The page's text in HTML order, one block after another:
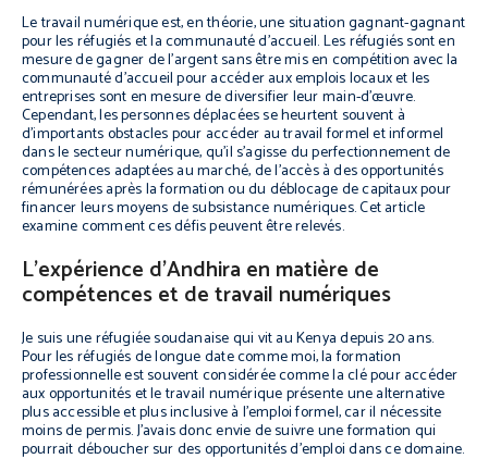
Le travail numérique est, en théorie, une situation gagnant-gagnant
pour les réfugiés et la communauté d’accueil. Les réfugiés sont en
mesure de gagner de l’argent sans être mis en compétition avec la
communauté d’accueil pour accéder aux emplois locaux et les
entreprises sont en mesure de diversifier leur main-d’œuvre.
Cependant, les personnes déplacées se heurtent souvent à
d’importants obstacles pour accéder au travail formel et informel
dans le secteur numérique, qu’il s’agisse du perfectionnement de
compétences adaptées au marché, de l’accès à des opportunités
rémunérées après la formation ou du déblocage de capitaux pour
financer leurs moyens de subsistance numériques. Cet article
examine comment ces défis peuvent être relevés.
L’expérience d’Andhira en matière de
compétences et de travail numériques
Je suis une réfugiée soudanaise qui vit au Kenya depuis 20 ans.
Pour les réfugiés de longue date comme moi, la formation
professionnelle est souvent considérée comme la clé pour accéder
aux opportunités et le travail numérique présente une alternative
plus accessible et plus inclusive à l’emploi formel, car il nécessite
moins de permis. J’avais donc envie de suivre une formation qui
pourrait déboucher sur des opportunités d’emploi dans ce domaine.